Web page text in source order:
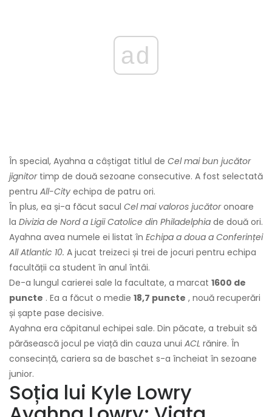
ad
În special, Ayahna a câștigat titlul de Cel mai bun jucător
jignitortimp de două sezoane consecutive. A fost selectată
pentru All-City echipa de patru ori.
În plus, ea și-a făcut sacul Cel mai valoros jucătoronoare
la Divizia de Nord a Ligii Catolice din Philadelphia de două ori.
Ayahna avea numele ei listat în Echipa a doua a Conferinței
All Atlantic 10. A jucat treizeci și trei de jocuri pentru echipa
facultății ca student în anul întâi.
De-a lungul carierei sale la facultate, a marcat 1600 de
puncte . Ea a făcut o medie 18,7 puncte , nouă recuperări
și șapte pase decisive.
Ayahna era căpitanul echipei sale. Din păcate, a trebuit să
părăsească jocul pe viață din cauza unui ACL rănire. În
consecință, cariera sa de baschet s-a încheiat în sezoane
junior.
Soția lui Kyle Lowry